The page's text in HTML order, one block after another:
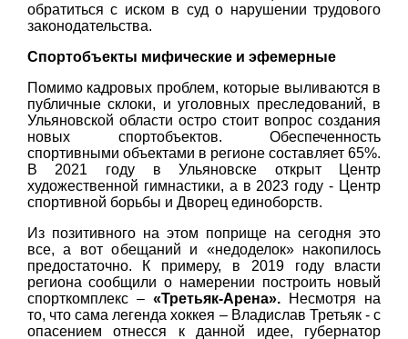
обратиться с иском в суд о нарушении трудового
законодательства.
Спортобъекты мифические и эфемерные
Помимо кадровых проблем, которые выливаются в
публичные склоки, и уголовных преследований, в
Ульяновской области остро стоит вопрос создания
новых спортобъектов. Обеспеченность
спортивными объектами в регионе составляет 65%.
В 2021 году в Ульяновске открыт Центр
художественной гимнастики, а в 2023 году - Центр
спортивной борьбы и Дворец единоборств.
Из позитивного на этом поприще на сегодня это
все, а вот обещаний и «недоделок» накопилось
предостаточно. К примеру, в 2019 году власти
региона сообщили о намерении построить новый
спорткомплекс – «Третьяк-Арена». Несмотря на
то, что сама легенда хоккея – Владислав Третьяк - с
опасением отнесся к данной идее, губернатор